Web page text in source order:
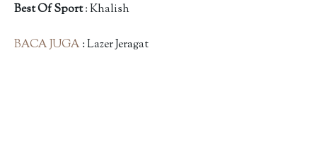
Best Of Sport: Khalish
BACA JUGA : Lazer Jeragat